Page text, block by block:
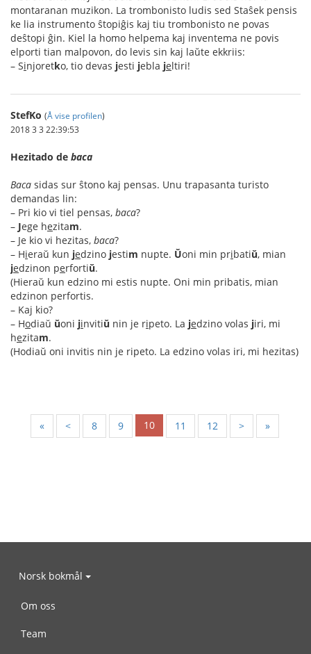
montaranan muzikon. La trombonisto ludis sed Staŝek pensis
ke lia instrumento ŝtopiĝis kaj tiu trombonisto ne povas
deŝtopi ĝin. Kiel la homo helpema kaj inventema ne povis
elporti tian malpovon, do levis sin kaj laŭte ekkriis:
– Sinjoretko, tio devas jesti jebla jeltiri!
StefKo (Å vise profilen)
2018 3 3 22:39:53
Hezitado de baca
Baca sidas sur ŝtono kaj pensas. Unu trapasanta turisto
demandas lin:
– Pri kio vi tiel pensas, baca?
– Jege hezitam.
– Je kio vi hezitas, baca?
– Hieraŭ kun jedzino jestim nupte. Ŭoni min pribatiŭ, mian
jedzinon perfortiŭ.
(Hieraŭ kun edzino mi estis nupte. Oni min pribatis, mian
edzinon perfortis.
– Kaj kio?
– Hodiaŭ ŭoni jinvitiŭ nin je ripeto. La jedzino volas jiri, mi
hezitam.
(Hodiaŭ oni invitis nin je ripeto. La edzino volas iri, mi hezitas)
« < 8 9 10 11 12 > »
Norsk bokmål
Om oss
Team